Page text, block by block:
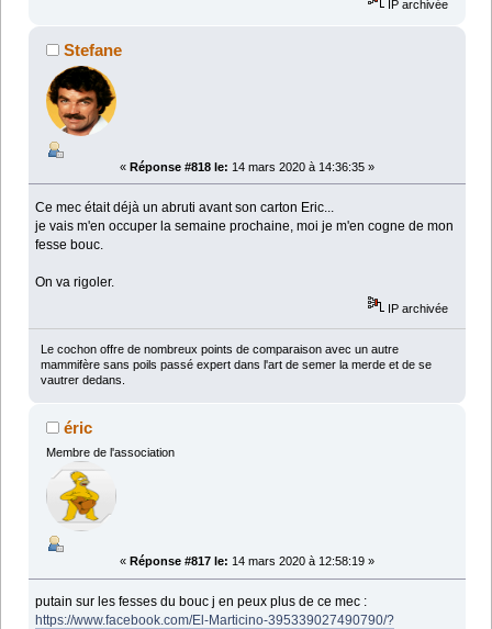
IP archivée
Stefane
« Réponse #818 le: 14 mars 2020 à 14:36:35 »
Ce mec était déjà un abruti avant son carton Eric...
je vais m'en occuper la semaine prochaine, moi je m'en cogne de mon
fesse bouc.
On va rigoler.
IP archivée
Le cochon offre de nombreux points de comparaison avec un autre
mammifère sans poils passé expert dans l'art de semer la merde et de se
vautrer dedans.
éric
Membre de l'association
« Réponse #817 le: 14 mars 2020 à 12:58:19 »
putain sur les fesses du bouc j en peux plus de ce mec :
https://www.facebook.com/El-Marticino-395339027490790/?